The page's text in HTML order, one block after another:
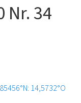
34
14,5732°O